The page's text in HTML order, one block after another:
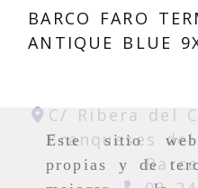
Este sitio
propias y de
BARCO FARO
ANTIQUE BLUE
C/ Ribera del
Franqueses